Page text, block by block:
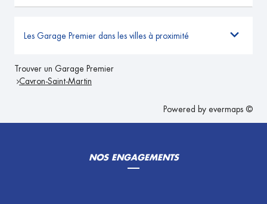
Les Garage Premier dans les villes à proximité
Trouver un Garage Premier
Cavron-Saint-Martin
Powered by evermaps ©
NOS ENGAGEMENTS